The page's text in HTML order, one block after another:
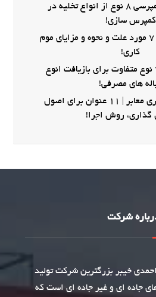
نحوه تخلیه بار کمپرسی 8 نوع از انواع تخلیه در
کمپرس سازی!
موم کشی خودرو و 7 مورد علت و نحوه و مزایای موم
کاری!
بازیافت زباله و 7 نوع متفاوت برای بازیافت انوع
های مصرفی!
ضوابط جدول گذاری معابر | 11 عنوان برای اصول
گذاری، روش اجرا!
شرکت
احمدی خیبر بزرگترین شرکت تولید
جاده ای و غیر جاده ای است که